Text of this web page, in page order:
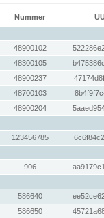
Nummer
48900102
48300105
48900237
48700103
48900204
123456785
906
586640
586650